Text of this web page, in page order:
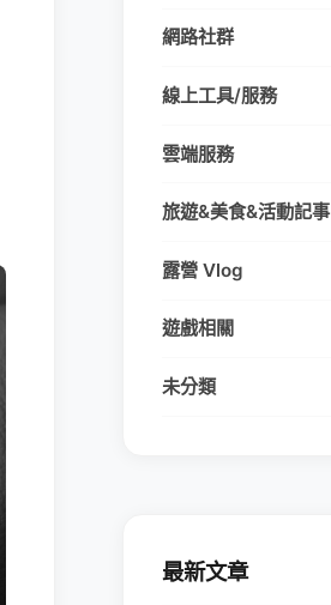
網路社群
線上工具/服務
雲端服務
旅遊&美食&活動記事
露營 Vlog
遊戲相關
未分類
最新文章